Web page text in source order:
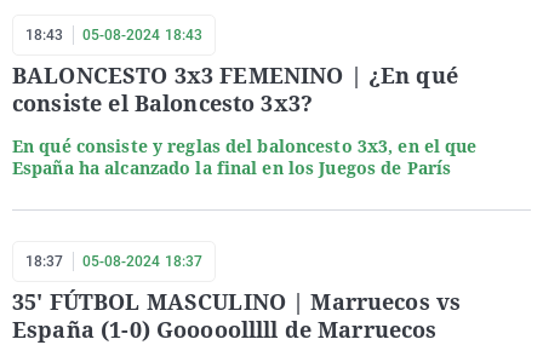
18:43 05-08-2024 18:43
BALONCESTO 3x3 FEMENINO | ¿En qué
consiste el Baloncesto 3x3?
En qué consiste y reglas del baloncesto 3x3, en el que
España ha alcanzado la final en los Juegos de París
18:37 05-08-2024 18:37
35' FÚTBOL MASCULINO | Marruecos vs
España (1-0) Gooooolllll de Marruecos